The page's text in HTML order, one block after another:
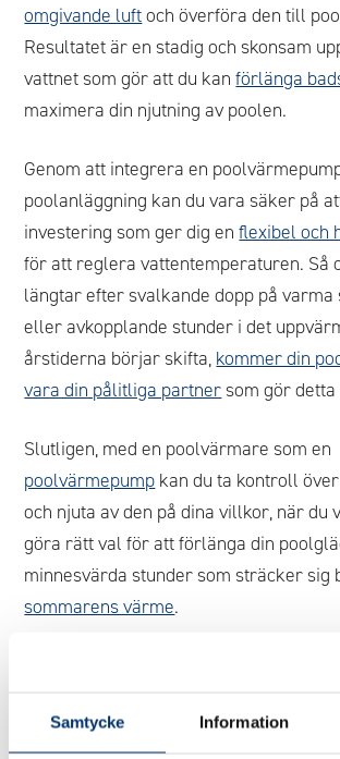
Samtycke Information
omgivande luftoch överföra den till
Resultatet är en stadig och skonsam
vattnet som gör att du kanförlänga
maximera din njutning av poolen.
Genom att integrera en
poolanläggning kan du vara säker på
investering som ger dig enflexibel och
för att reglera vattentemperaturen. Så
längtar efter svalkande dopp på
eller avkopplande stunder i det
årstiderna börjar skifta, kommer din
vara din pålitliga partnersom gör
Slutligen, med en poolvärmare som en
poolvärmepump kan du ta kontroll
och njuta av den på dina villkor, när du
göra rätt val för att förlänga din
minnesvärda stunder som sträcker sig
sommarens värme.